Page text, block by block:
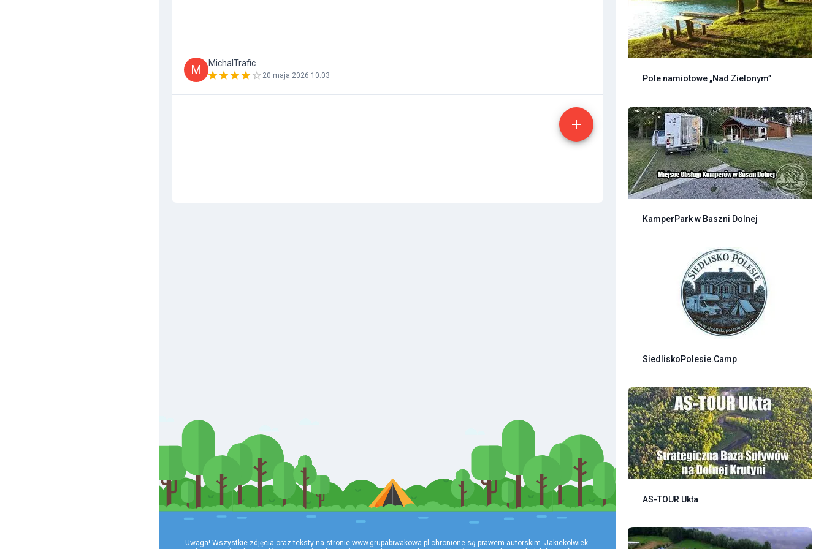
M MichalTrafic
20 maja 2026 10:03
Uwaga! Wszystkie zdjęcia oraz teksty na stronie www.grupabiwakowa.pl chronione są prawem autorskim. Jakiekolwiek
Pole namiotowe „Nad Zielonym”
KamperPark w Baszni Dolnej
SiedliskoPolesie.Camp
AS-TOUR Ukta